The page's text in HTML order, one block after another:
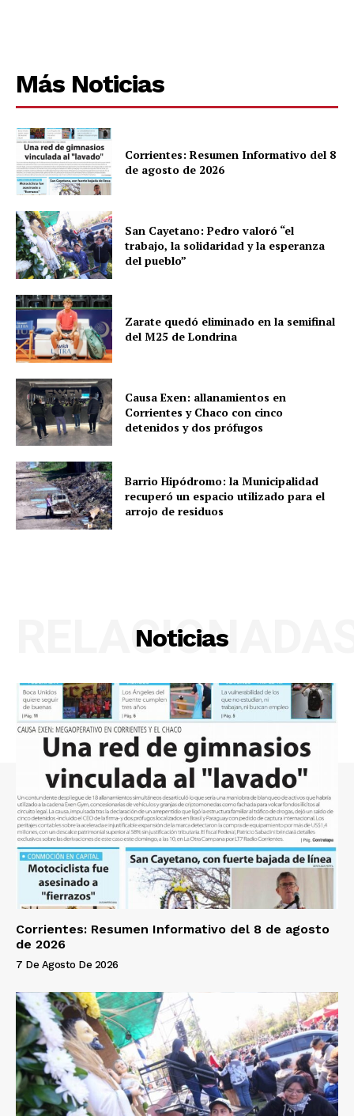
Más Noticias
Corrientes: Resumen Informativo del 8
de agosto de 2026
San Cayetano: Pedro valoró “el
trabajo, la solidaridad y la esperanza
del pueblo”
Zarate quedó eliminado en la semifinal
del M25 de Londrina
Causa Exen: allanamientos en
Corrientes y Chaco con cinco
detenidos y dos prófugos
Barrio Hipódromo: la Municipalidad
recuperó un espacio utilizado para el
arrojo de residuos
Noticias
Corrientes: Resumen Informativo del 8 de agosto
de 2026
7 De Agosto De 2026